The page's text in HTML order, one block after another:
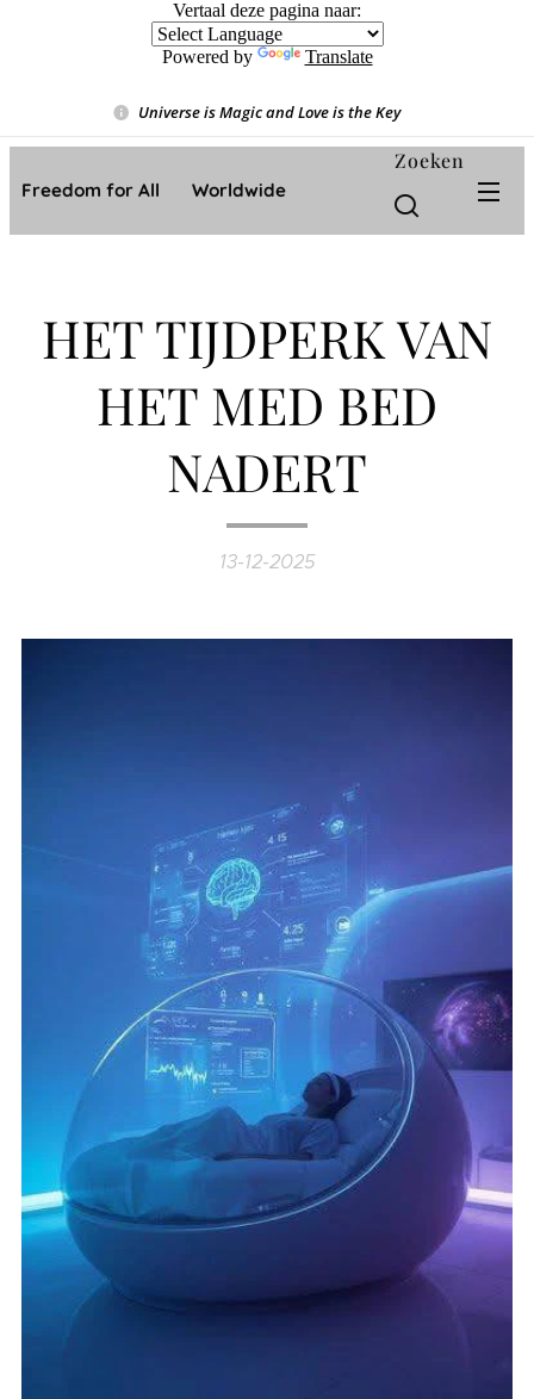
Vertaal deze pagina naar:
Powered by Translate
Universe is Magic and Love is the Key❤️
Freedom for All ❤️ Worldwide
Zoeken
HET TIJDPERK VAN
HET MED BED
NADERT
13-12-2025